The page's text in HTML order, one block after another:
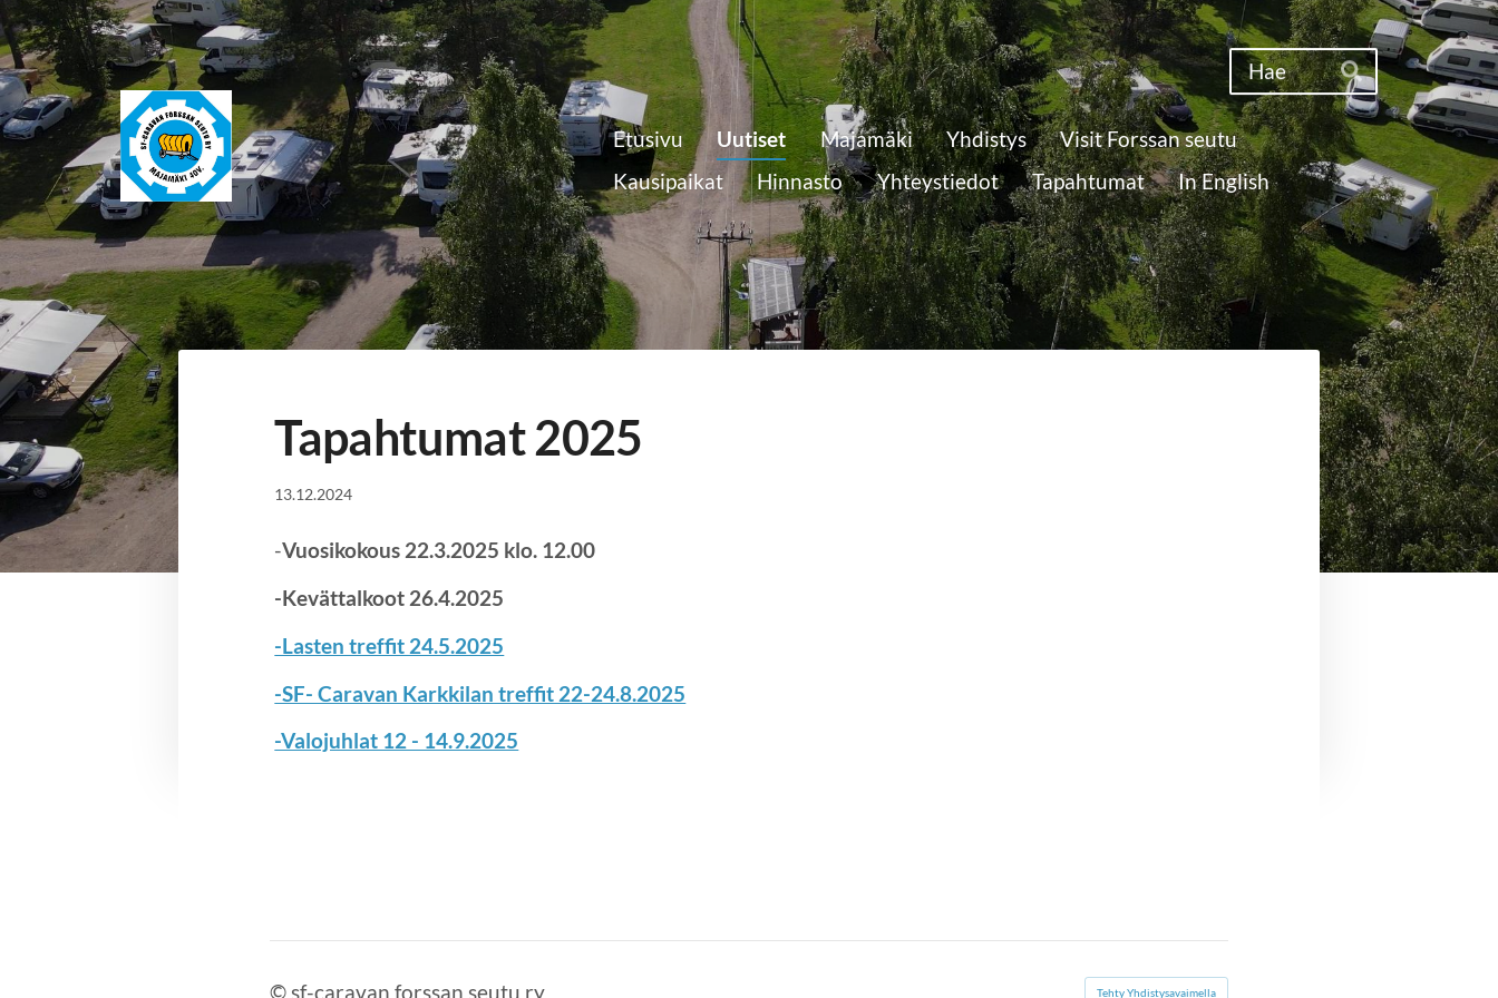
Siirry
sivun
sisältöön
Haku
Hae
sf-caravan forssan seutu ry
Etusivu Uutiset Majamäki Yhdistys
Visit Forssan seutu
Kausipaikat
Hinnasto Yhteystiedot Tapahtumat In English
Tapahtumat 2025
13.12.2024
-Vuosikokous 22.3.2025 klo. 12.00
-Kevättalkoot 26.4.2025
-Lasten treffit 24.5.2025
-SF- Caravan Karkkilan treffit 22-24.8.2025
-Valojuhlat 12 - 14.9.2025
© sf-caravan forssan seutu ry Tehty Yhdistysavaimella